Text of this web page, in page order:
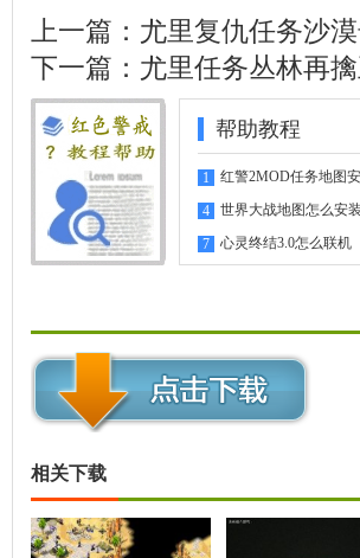
上一篇： 尤里复仇任务沙
下一篇： 尤里任务丛林再
帮助教程
1
红警2MOD任务地图
指南
4 世界大战地图怎么安装
7 心灵终结3.0怎么联机
相关下载